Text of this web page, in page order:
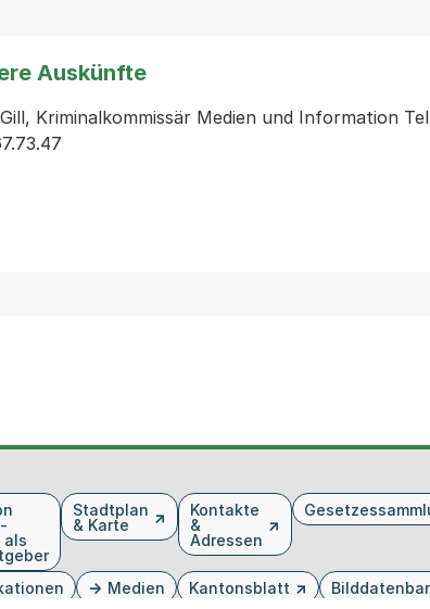
Auskünfte
Kriminalkommissär Medien und Information
als
Stadtplan
& Karte
Kontakte
&
Adressen
Medien Kantonsblatt